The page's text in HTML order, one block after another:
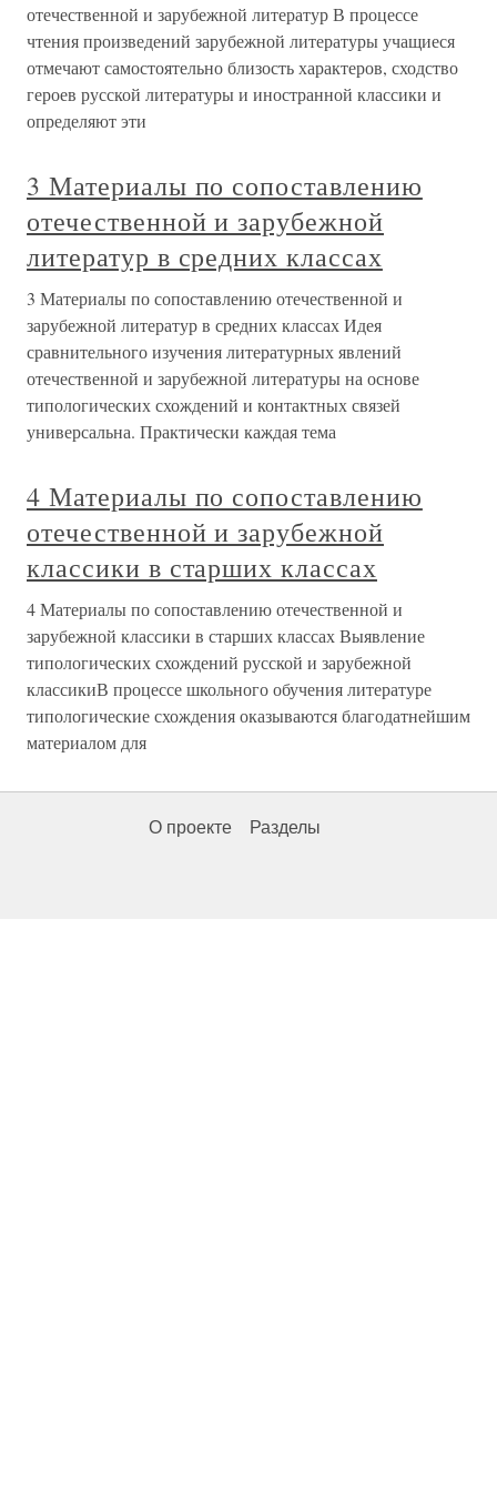
отечественной и зарубежной литератур В процессе
чтения произведений зарубежной литературы учащиеся
отмечают самостоятельно близость характеров, сходство
героев русской литературы и иностранной классики и
определяют эти
3 Материалы по сопоставлению
отечественной и зарубежной
литератур в средних классах
3 Материалы по сопоставлению отечественной и
зарубежной литератур в средних классах Идея
сравнительного изучения литературных явлений
отечественной и зарубежной литературы на основе
типологических схождений и контактных связей
универсальна. Практически каждая тема
4 Материалы по сопоставлению
отечественной и зарубежной
классики в старших классах
4 Материалы по сопоставлению отечественной и
зарубежной классики в старших классах Выявление
типологических схождений русской и зарубежной
классикиВ процессе школьного обучения литературе
типологические схождения оказываются благодатнейшим
материалом для
О проекте Разделы